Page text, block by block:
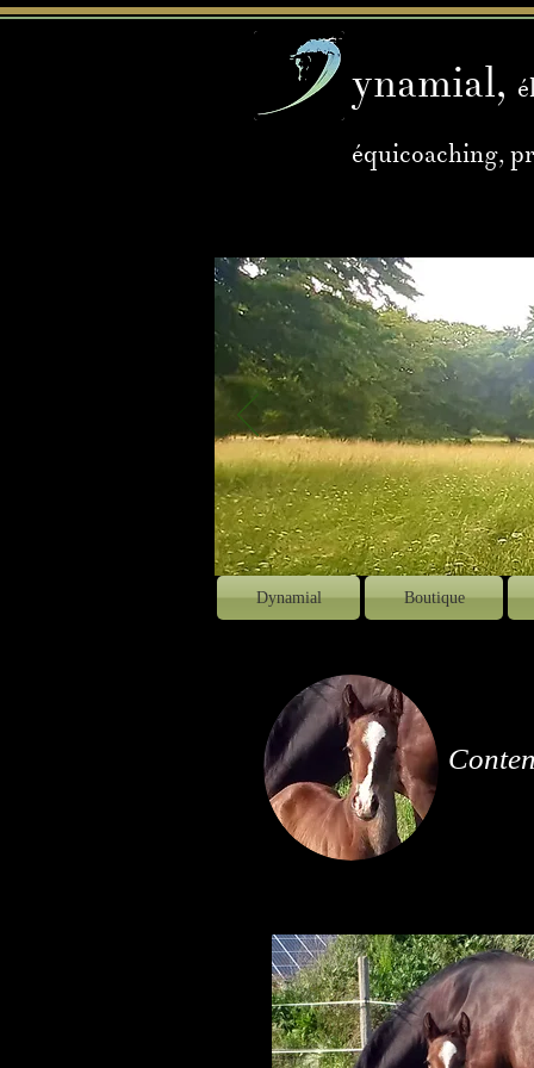
ynamial,
équicoaching,
Dynamial Boutique